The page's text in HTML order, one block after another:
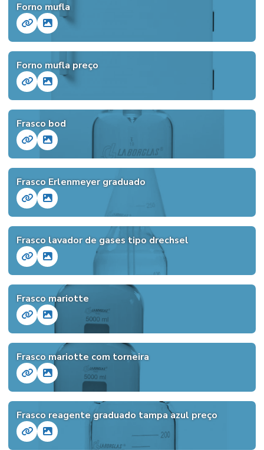
Forno mufla
Forno mufla preço
Frasco bod
Frasco Erlenmeyer graduado
Frasco lavador de gases tipo drechsel
Frasco mariotte
Frasco mariotte com torneira
Frasco reagente graduado tampa azul preço